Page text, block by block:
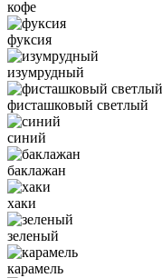
кофе
фуксия
изумрудный
фисташковый светлый
синий
баклажан
хаки
зеленый
карамель